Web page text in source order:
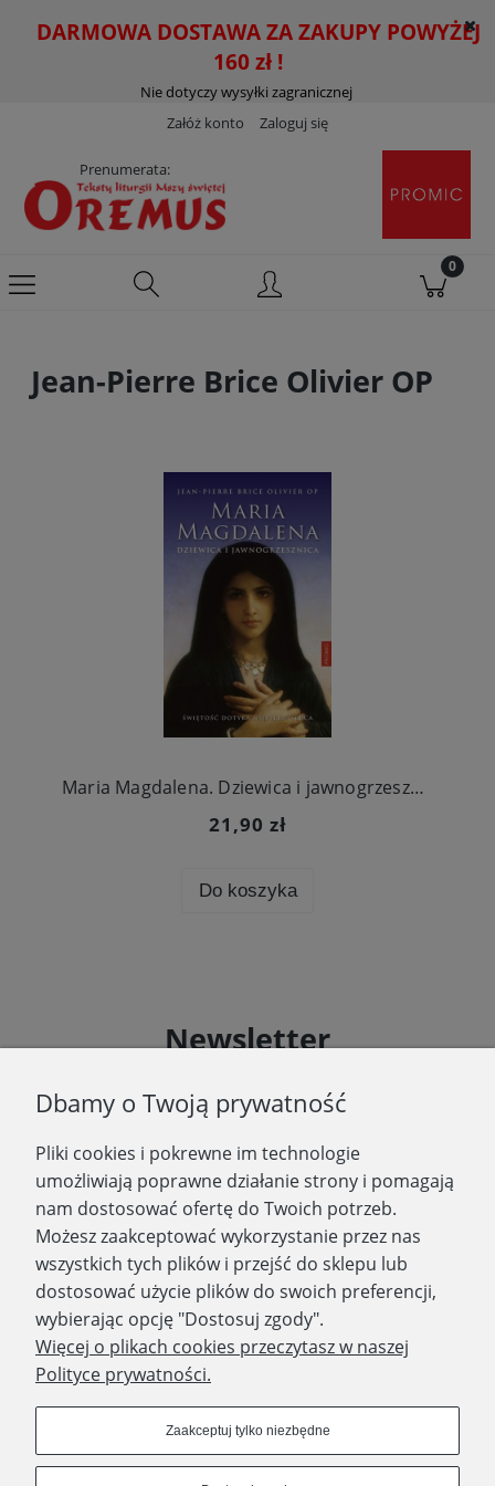
DARMOWA DOSTAWA ZA ZAKUPY POWYŻEJ
160 zł !
Nie dotyczy wysyłki zagranicznej
Załóż konto
Zaloguj się
Prenumerata:
Jean-Pierre Brice Olivier OP
Maria Magdalena. Dziewica i jawnogrzesznica
21,90 zł
Do koszyka
Newsletter
informacje o nowościach i promocjach.
Zapisz się
WYDAWNICTWO PROMIC
PRODUKTY
Dbamy o Twoją prywatność
Pliki cookies i pokrewne im technologie
umożliwiają poprawne działanie strony i pomagają
nam dostosować ofertę do Twoich potrzeb.
Możesz zaakceptować wykorzystanie przez nas
wszystkich tych plików i przejść do sklepu lub
dostosować użycie plików do swoich preferencji,
wybierając opcję "Dostosuj zgody".
Więcej o plikach cookies przeczytasz w naszej
Polityce prywatności.
Zaakceptuj tylko niezbędne